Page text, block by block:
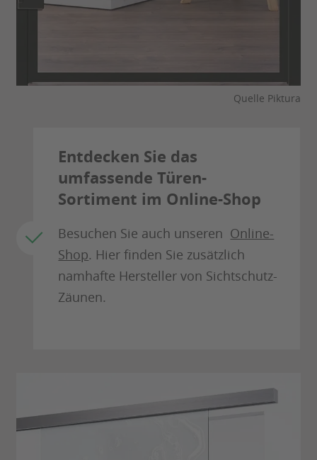
Quelle Piktura
Entdecken Sie das
umfassende Türen-
Sortiment im Online-Shop
Besuchen Sie auch unseren Online-
Shop. Hier finden Sie zusätzlich
namhafte Hersteller von Sichtschutz-
Zäunen.